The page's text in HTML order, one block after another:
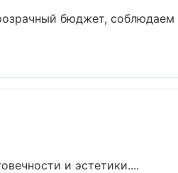
бюджет, соблюдаем
и эстетики....